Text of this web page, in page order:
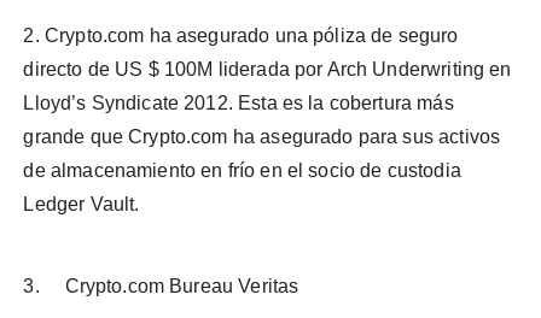
2. Crypto.com ha asegurado una póliza de seguro
directo de US $ 100M liderada por Arch Underwriting en
Lloyd’s Syndicate 2012. Esta es la cobertura más
grande que Crypto.com ha asegurado para sus activos
de almacenamiento en frío en el socio de custodia
Ledger Vault.
3. Crypto.com Bureau Veritas